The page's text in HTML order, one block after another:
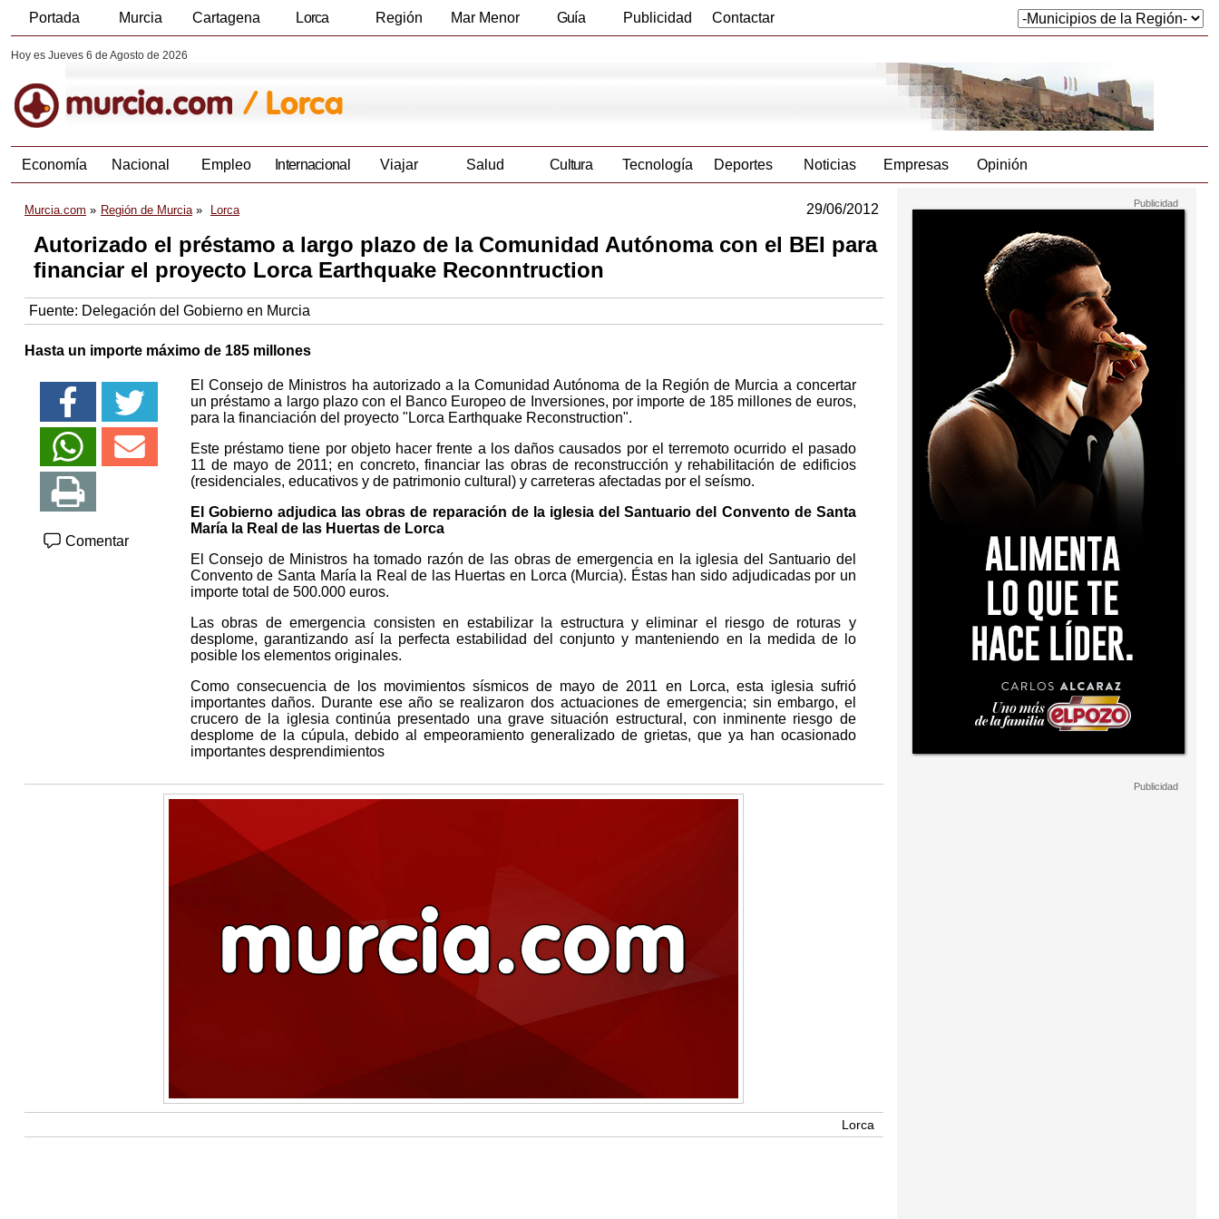
Portada Murcia Cartagena Lorca Región Mar Menor Guía Publicidad Contactar
Hoy es Jueves 6 de Agosto de 2026
Economía Nacional Empleo Internacional Viajar Salud Cultura Tecnología Deportes Noticias Empresas Opinión
Murcia.com Región de Murcia Lorca 29/06/2012
Autorizado el préstamo a largo plazo de la Comunidad Autónoma con el BEI para
financiar el proyecto Lorca Earthquake Reconntruction
Fuente: Delegación del Gobierno en Murcia
Hasta un importe máximo de 185 millones
Comentar
El Consejo de Ministros ha autorizado a la Comunidad Autónoma de la Región de Murcia a concertar
un préstamo a largo plazo con el Banco Europeo de Inversiones, por importe de 185 millones de euros,
para la financiación del proyecto "Lorca Earthquake Reconstruction".
Este préstamo tiene por objeto hacer frente a los daños causados por el terremoto ocurrido el pasado
11 de mayo de 2011; en concreto, financiar las obras de reconstrucción y rehabilitación de edificios
(residenciales, educativos y de patrimonio cultural) y carreteras afectadas por el seísmo.
El Gobierno adjudica las obras de reparación de la iglesia del Santuario del Convento de Santa
María la Real de las Huertas de Lorca
El Consejo de Ministros ha tomado razón de las obras de emergencia en la iglesia del Santuario del
Convento de Santa María la Real de las Huertas en Lorca (Murcia). Éstas han sido adjudicadas por un
importe total de 500.000 euros.
Las obras de emergencia consisten en estabilizar la estructura y eliminar el riesgo de roturas y
desplome, garantizando así la perfecta estabilidad del conjunto y manteniendo en la medida de lo
posible los elementos originales.
Como consecuencia de los movimientos sísmicos de mayo de 2011 en Lorca, esta iglesia sufrió
importantes daños. Durante ese año se realizaron dos actuaciones de emergencia; sin embargo, el
crucero de la iglesia continúa presentado una grave situación estructural, con inminente riesgo de
desplome de la cúpula, debido al empeoramiento generalizado de grietas, que ya han ocasionado
importantes desprendimientos
Lorca